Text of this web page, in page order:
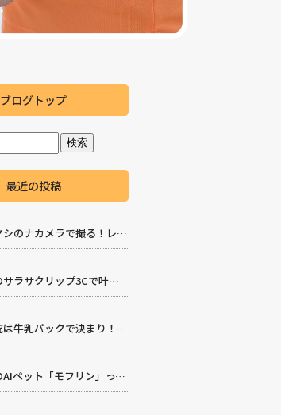
ブログトップ
最近の投稿
ナカバヤシのナカメラで撮る！レトロなトイカメラの世界
ゼブラのサラサクリップ3Cで叶えるレトロ・シックな手帳時間
自由研究は牛乳パックで決まり！親子で楽しむ工作アイデア10選
カシオのAIペット「モフリン」ってどんな子？徹底解説！